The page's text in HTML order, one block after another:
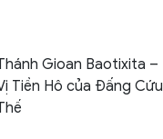
Gioan Baotixita –
Tiền Hô của Đấng Cứu